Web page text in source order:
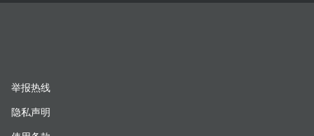
举报热线
隐私声明